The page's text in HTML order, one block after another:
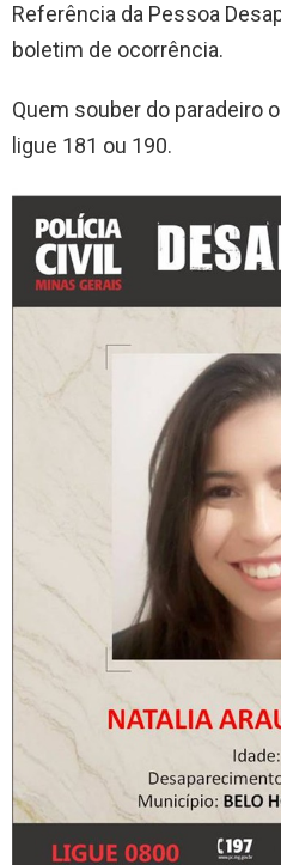
Referência da Pessoa
boletim de ocorrência.
Quem souber do paradeiro
ligue 181 ou 190.